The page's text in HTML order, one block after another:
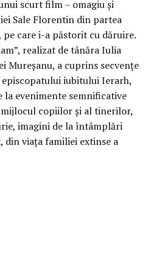
scurt film – omagiu și
Sale Florentin din partea
care i-a păstorit cu dăruire.
realizat de tânăra Iulia
Mureșanu, a cuprins secvențe
iubitului Ierarh,
la evenimente semnificative
copiilor și al tinerilor,
imagini de la întâmplări
din viața familiei extinse a